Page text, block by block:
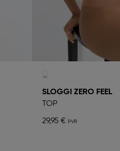
SLOGGI ZERO FEEL
TOP
29,95 €